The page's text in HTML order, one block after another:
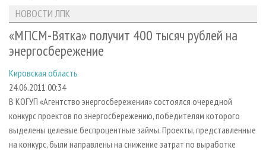
ЛЕСОЗАГОТОВКА
ЛЕСОПИЛЕНИЕ
СУШКА ДРЕВЕСИНЫ
ПРОИЗВОДСТВО ДРЕВЕСНЫХ ПЛИТ
ДЕРЕВЯННОЕ ДОМОСТРОЕНИЕ
ПРОИЗВОДСТВО МЕБЕЛИ
НОВОСТИ ЛПК
НОВОСТИ ЖУРНАЛА
ПРОЕКТЫ ЛПИ
АНАЛИТИКА
ПРЕДПРИЯТИЯ ЛПК
ПЕРСОНЫ
МОБИЛЬНЫЕ ВЫСТАВКИ
ОФИЦИАЛЬНЫЕ ДЕЛЕГАЦИИ
ПРИОРИТЕТНЫЕ ИНВЕСТПРОЕКТЫ
АРХИВ
АРХИВ ЖУРНАЛОВ
СТАТЬИ
О ЖУРНАЛЕ
ПОДПИСКА
КОНТАКТЫ
РЕКЛАМОДАТЕЛЯМ
РЕКЛАМА
РЕКЛАМА НА САЙТЕ
НОВОСТИ ЛПК
«МПСМ-Вятка» получит 400 тысяч рублей на
энергосбережение
Кировская область
24.06.2011 00:34
В КОГУП «Агентство энергосбережения» состоялся очередной
конкурс проектов по энергосбережению, победителям которого
выделены целевые беспроцентные займы. Проекты, представленные
на конкурс, были направлены на снижение затрат по выработке